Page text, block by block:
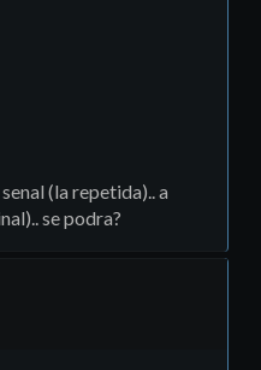
(la repetida).. a
se podra?